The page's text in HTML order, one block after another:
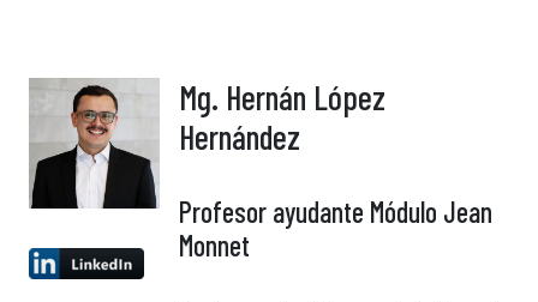
Mg. Hernán López
Hernández
Profesor ayudante Módulo Jean
Monnet